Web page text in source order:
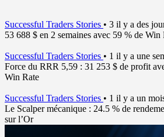
Successful Traders Stories • 3 il y a des
53 688 $ en 2 semaines avec 59 % de Win
Successful Traders Stories • 1 il y a une
Force du RRR 5,59 : 31 253 $ de profit
Win Rate
Successful Traders Stories • 1 il y a un
Le Scalper mécanique : 24.5 % de
sur l’Or